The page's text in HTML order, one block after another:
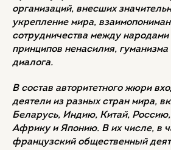
организаций, внесших
укрепление мира,
сотрудничества между народами
принципов ненасилия,
диалога.
В состав авторитетного жюри
деятели из разных стран мира,
Беларусь, Индию, Китай,
Африку и Японию. В их числе, в
французский общественный